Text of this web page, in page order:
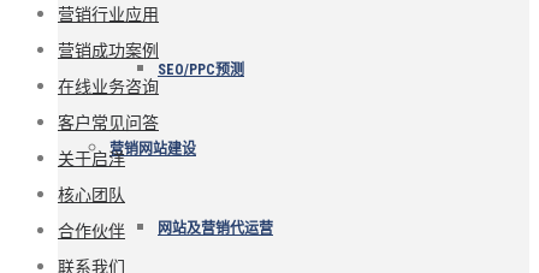
SEO/PPC预测
营销网站建设
网站及营销代运营
营销行业应用
营销成功案例
在线业务咨询
客户常见问答
关于启洋
核心团队
合作伙伴
联系我们